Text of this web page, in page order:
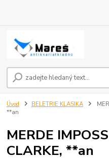
Úvod BELETRIE KLASIKA
**an
MERDE
CLARKE, **an